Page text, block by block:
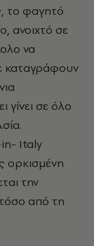
το φαγητό
ανοιχτό σε
να
καταγράφουν
γίνει σε όλο
in- Italy
oρκισμένη
την
από τη